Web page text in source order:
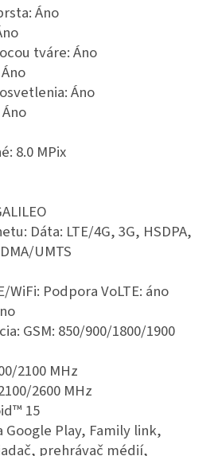
Áno
tváre: Áno
Áno
8.0 MPix
Dáta: LTE/4G, 3G, HSDPA,
UMTS
WiFi: Podpora VoLTE: áno
GSM: 850/900/1800/1900
2100 MHz
2600 MHz
15
Play, Family link,
prehrávač médií,